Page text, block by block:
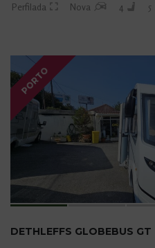
Perfilada Nova 4 5
PORTO
DETHLEFFS GLOBEBUS GT